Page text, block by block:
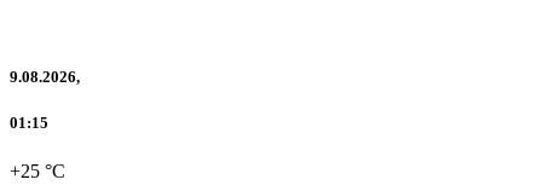
9.08.2026,
01:15
+25 °C